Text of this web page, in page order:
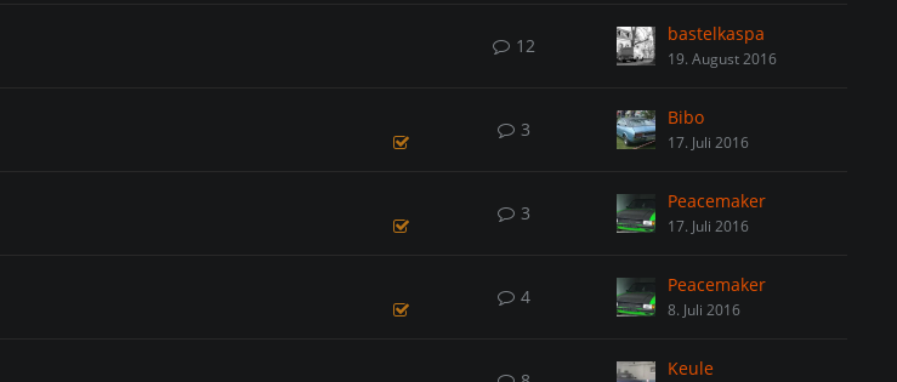
12
bastelkaspa
19. August 2016
3
Bibo
17. Juli 2016
3
Peacemaker
17. Juli 2016
4
Peacemaker
8. Juli 2016
Keule